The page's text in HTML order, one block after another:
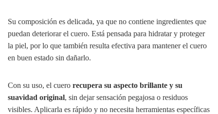
Su composición es delicada, ya que no contiene ingredientes que
puedan deteriorar el cuero. Está pensada para hidratar y proteger
la piel, por lo que también resulta efectiva para mantener el cuero
en buen estado sin dañarlo.
Con su uso, el cuero recupera su aspecto brillante y su
suavidad original, sin dejar sensación pegajosa o residuos
visibles. Aplicarla es rápido y no necesita herramientas específicas